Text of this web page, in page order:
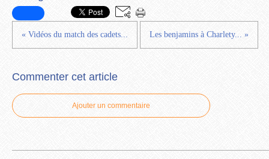
« Vidéos du match des cadets... Les benjamins à Charlety... »
Commenter cet article
Ajouter un commentaire